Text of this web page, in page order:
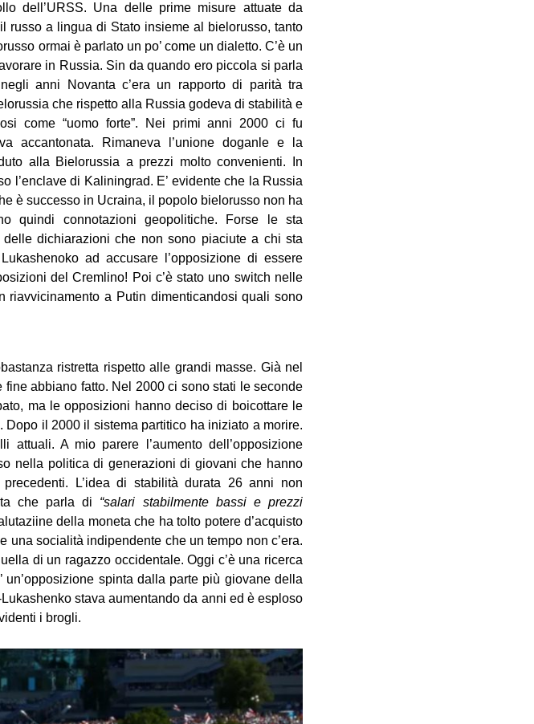
dell’URSS. Una delle prime misure attuate da
russo a lingua di Stato insieme al bielorusso, tanto
ormai è parlato un po’ come un dialetto. C’è un
in Russia. Sin da quando ero piccola si parla
anni Novanta c’era un rapporto di parità tra
che rispetto alla Russia godeva di stabilità e
come “uomo forte”. Nei primi anni 2000 ci fu
accantonata. Rimaneva l’unione doganle e la
alla Bielorussia a prezzi molto convenienti. In
l’enclave di Kaliningrad. E’ evidente che la Russia
è successo in Ucraina, il popolo bielorusso non ha
quindi connotazioni geopolitiche. Forse le sta
dichiarazioni che non sono piaciute a chi sta
ad accusare l’opposizione di essere
del Cremlino! Poi c’è stato uno switch nelle
riavvicinamento a Putin dimenticandosi quali sono
ristretta rispetto alle grandi masse. Già nel
abbiano fatto. Nel 2000 ci sono stati le seconde
ma le opposizioni hanno deciso di boicottare le
il 2000 il sistema partitico ha iniziato a morire.
A mio parere l’aumento dell’opposizione
nella politica di generazioni di giovani che hanno
L’idea di stabilità durata 26 anni non
che parla di “salari stabilmente bassi e prezzi
della moneta che ha tolto potere d’acquisto
socialità indipendente che un tempo non c’era.
di un ragazzo occidentale. Oggi c’è una ricerca
spinta dalla parte più giovane della
stava aumentando da anni ed è esploso
i brogli.